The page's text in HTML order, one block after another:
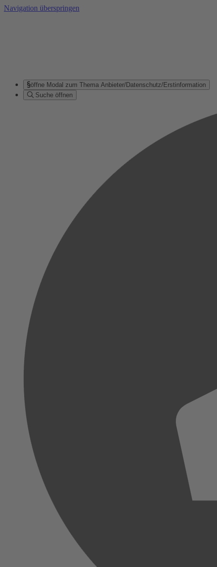
Navigation überspringen
öffne Modal zum Thema Anbieter/Datenschutz/Erstinformation
Suche öffnen